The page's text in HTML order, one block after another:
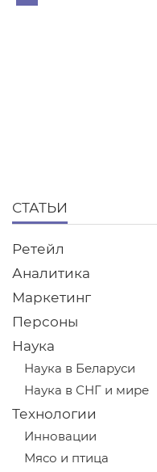
СТАТЬИ
Ретейл
Аналитика
Маркетинг
Персоны
Наука
Наука в Беларуси
Наука в СНГ и мире
Технологии
Инновации
Мясо и птица